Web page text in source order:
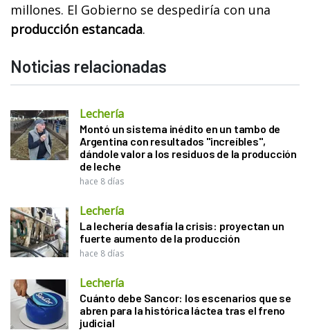
millones. El Gobierno se despediría con una
producción estancada.
Noticias relacionadas
Lechería
Montó un sistema inédito en un tambo de
Argentina con resultados "increíbles",
dándole valor a los residuos de la producción
de leche
hace 8 días
Lechería
La lechería desafía la crisis: proyectan un
fuerte aumento de la producción
hace 8 días
Lechería
Cuánto debe Sancor: los escenarios que se
abren para la histórica láctea tras el freno
judicial